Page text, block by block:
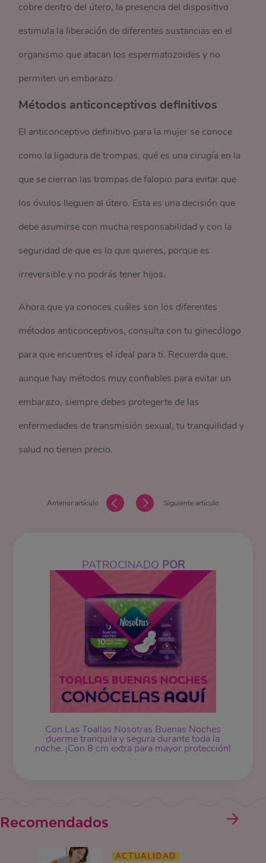
cobre dentro del útero, la presencia del dispositivo
estimula la liberación de diferentes sustancias en el
organismo que atacan los espermatozoides y no
permiten un embarazo.
Métodos anticonceptivos definitivos
El anticonceptivo definitivo para la mujer se conoce
como la ligadura de trompas, qué es una cirugía en la
que se cierran las trompas de falopio para evitar que
los óvulos lleguen al útero. Esta es una decisión que
debe asumirse con mucha responsabilidad y con la
seguridad de que es lo que quieres, porque es
irreversible y no podrás tener hijos.
Ahora que ya conoces cuáles son los diferentes
métodos anticonceptivos, consulta con tu ginecólogo
para que encuentres el ideal para ti. Recuerda que,
aunque hay métodos muy confiables para evitar un
embarazo, siempre debes protegerte de las
enfermedades de transmisión sexual, tu tranquilidad y
salud no tienen precio.
Anterior artículo Siguiente artículo
PATROCINADO POR
Con Las Toallas Nosotras Buenas Noches
duerme tranquila y segura durante toda la
noche. ¡Con 8 cm extra para mayor protección!
Recomendados
ACTUALIDAD